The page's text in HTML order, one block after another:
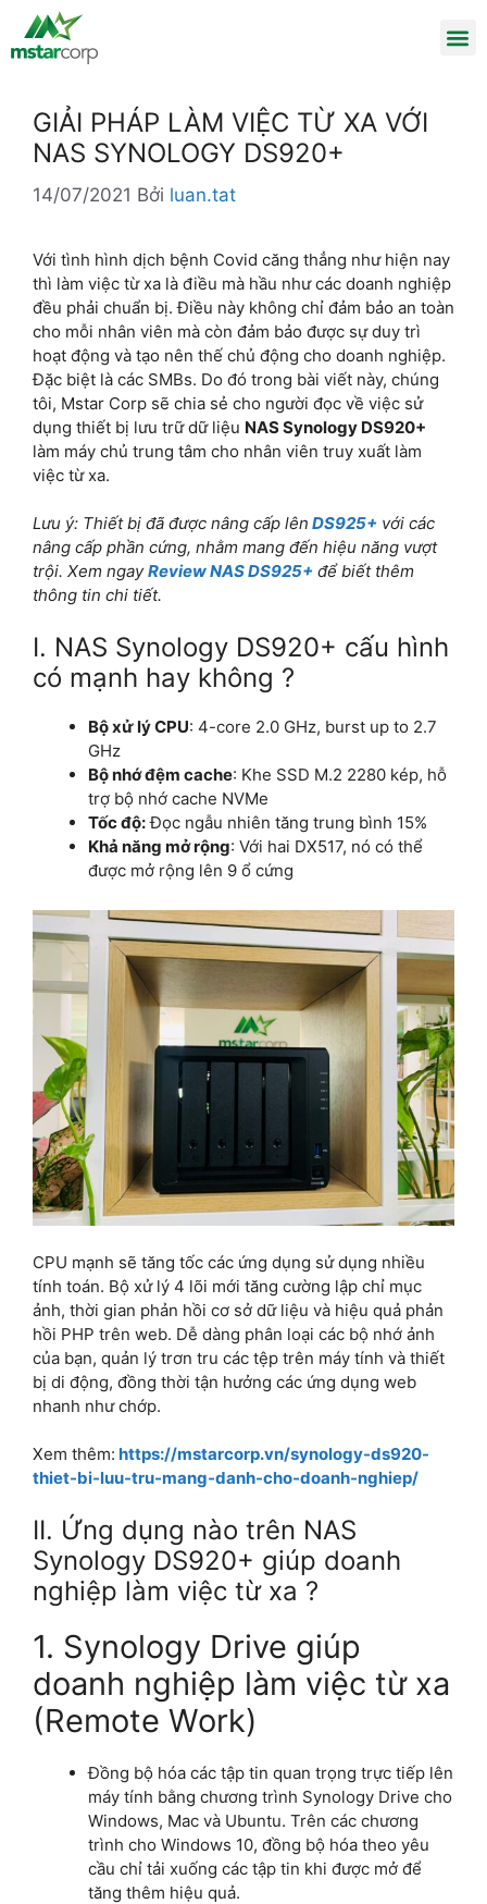
GIẢI PHÁP LÀM VIỆC TỪ XA VỚI
NAS SYNOLOGY DS920+
14/07/2021 Bởi luan.tat
Với tình hình dịch bệnh Covid căng thẳng như hiện nay
thì làm việc từ xa là điều mà hầu như các doanh nghiệp
đều phải chuẩn bị. Điều này không chỉ đảm bảo an toàn
cho mỗi nhân viên mà còn đảm bảo được sự duy trì
hoạt động và tạo nên thế chủ động cho doanh nghiệp.
Đặc biệt là các SMBs. Do đó trong bài viết này, chúng
tôi, Mstar Corp sẽ chia sẻ cho người đọc về việc sử
dụng thiết bị lưu trữ dữ liệu NAS Synology DS920+
làm máy chủ trung tâm cho nhân viên truy xuất làm
việc từ xa.
Lưu ý: Thiết bị đã được nâng cấp lên DS925+ với các
nâng cấp phần cứng, nhằm mang đến hiệu năng vượt
trội. Xem ngayReview NAS DS925+ để biết thêm
thông tin chi tiết.
I. NAS Synology DS920+ cấu hình
có mạnh hay không ?
Bộ xử lý CPU: 4-core 2.0 GHz, burst up to 2.7
GHz
Bộ nhớ đệm cache: Khe SSD M.2 2280 kép, hỗ
trợ bộ nhớ cache NVMe
Tốc độ:Đọc ngẫu nhiên tăng trung bình 15%
Khả năng mở rộng: Với hai DX517, nó có thể
được mở rộng lên 9 ổ cứng
CPU mạnh sẽ tăng tốc các ứng dụng sử dụng nhiều
tính toán. Bộ xử lý 4 lõi mới tăng cường lập chỉ mục
ảnh, thời gian phản hồi cơ sở dữ liệu và hiệu quả phản
hồi PHP trên web. Dễ dàng phân loại các bộ nhớ ảnh
của bạn, quản lý trơn tru các tệp trên máy tính và thiết
bị di động, đồng thời tận hưởng các ứng dụng web
nhanh như chớp.
Xem thêm: https://mstarcorp.vn/synology-ds920-
thiet-bi-luu-tru-mang-danh-cho-doanh-nghiep/
II. Ứng dụng nào trên NAS
Synology DS920+ giúp doanh
nghiệp làm việc từ xa ?
1. Synology Drive giúp
doanh nghiệp làm việc từ xa
(Remote Work)
Đồng bộ hóa các tập tin quan trọng trực tiếp lên
máy tính bằng chương trình Synology Drive cho
Windows, Mac và Ubuntu. Trên các chương
trình cho Windows 10, đồng bộ hóa theo yêu
cầu chỉ tải xuống các tập tin khi được mở để
tăng thêm hiệu quả.